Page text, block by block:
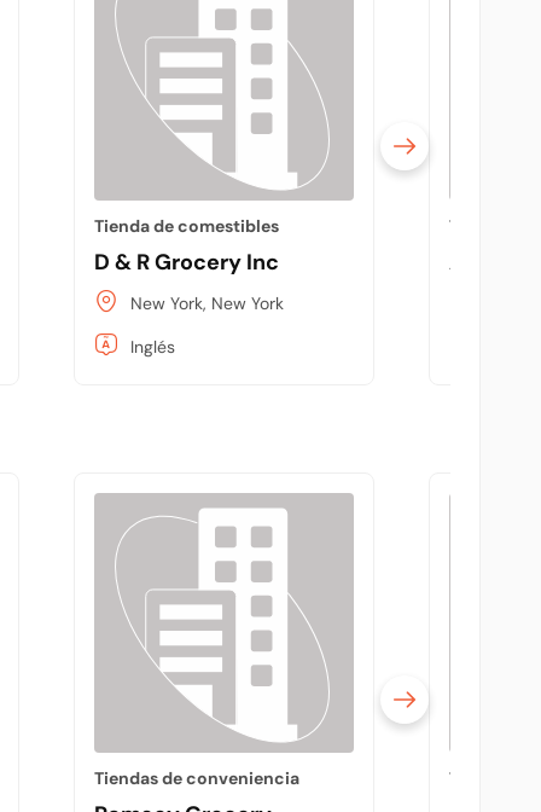
Tienda de comestibles
D & R Grocery Inc
New York, New York
Inglés
Tienda de
Acatlan
Tiendas de conveniencia Tiendas